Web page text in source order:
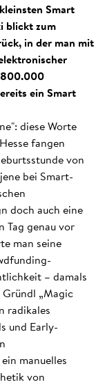
Smart
blickt zum
in der man mit
800.000
ein Smart
diese Worte
fangen
von
bei Smart-
doch auch eine
Tag genau vor
man seine
– damals
„Magic
radikales
und Early-
manuelles
von